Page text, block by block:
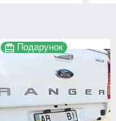
Подарунок